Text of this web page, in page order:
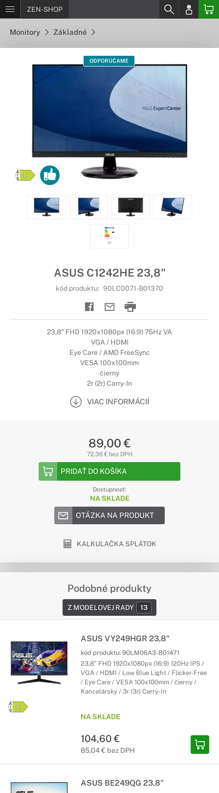
ZEN-SHOP
Monitory Základné
ODPORÚČAME
ASUS C1242HE 23,8"
kód produktu: 90LC0071-B01370
23,8" FHD 1920x1080px (16:9) 75Hz VA
VGA / HDMI
Eye Care / AMD FreeSync
VESA 100x100mm
čierny
2r (2r) Carry-In
VIAC INFORMÁCIÍ
89,00 €
72,36 € bez DPH
PRIDAŤ DO KOŠÍKA
Dostupnosť:
NA SKLADE
OTÁZKA NA PRODUKT
KALKULAČKA SPLÁTOK
Podobné produkty
Z MODELOVEJ RADY 13
ASUS VY249HGR 23,8"
kód produktu: 90LM06A3-B01471
23,8" FHD 1920x1080px (16:9) 120Hz IPS /
VGA / HDMI / Low Blue Light / Flicker-Free
/ Eye Care / VESA 100x100mm / čierny /
Kancelársky / 3r (3r) Carry-In
NA SKLADE
104,60 €
85,04 € bez DPH
ASUS BE249QG 23,8"